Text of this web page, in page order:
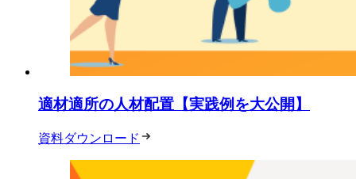
適材適所の人材配置【実践例を大公開】
資料ダウンロード